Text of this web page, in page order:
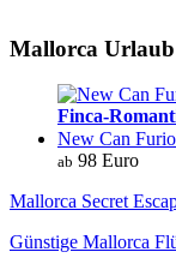
Mallorca Urlaub
Finca-
New Can
ab 98 Euro
Mallorca Secret
Günstige Mallorca